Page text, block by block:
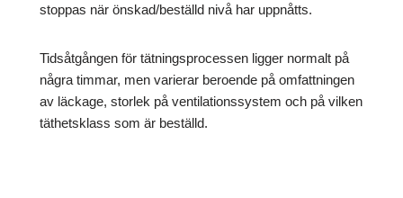
stoppas när önskad/beställd nivå har uppnåtts.
Tidsåtgången för tätningsprocessen ligger normalt på
några timmar, men varierar beroende på omfattningen
av läckage, storlek på ventilationssystem och på vilken
täthetsklass som är beställd.